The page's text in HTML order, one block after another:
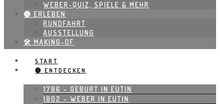
WEBER-QUIZ, SPIELE & MEHR
🔴 ERLEBEN
RUNDFAHRT
AUSSTELLUNG
🛠 MAKING-OF
START
🔵 ENTDECKEN
1786 – GEBURT IN EUTIN
1802 – WEBER IN EUTIN